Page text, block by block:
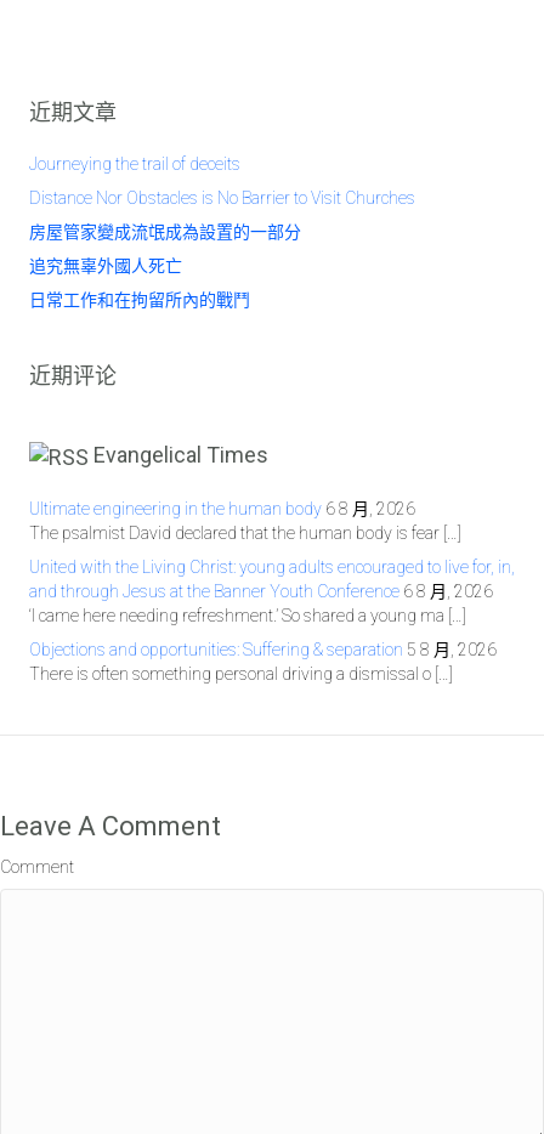
近期文章
Journeying the trail of deceits
Distance Nor Obstacles is No Barrier to Visit Churches
房屋管家變成流氓成為設置的一部分
追究無辜外國人死亡
日常工作和在拘留所內的戰鬥
近期评论
Evangelical Times
Ultimate engineering in the human body 6 8 月, 2026
The psalmist David declared that the human body is fear […]
United with the Living Christ: young adults encouraged to live for, in,
and through Jesus at the Banner Youth Conference 6 8 月, 2026
‘I came here needing refreshment.’ So shared a young ma […]
Objections and opportunities: Suffering & separation 5 8 月, 2026
There is often something personal driving a dismissal o […]
Leave A Comment
Comment